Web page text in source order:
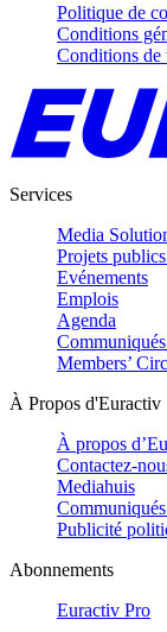
Politique de
Conditions
Conditions de
Services
Media
Projets
Evénements
Emplois
Agenda
Members’
À Propos d'Euractiv
À propos
Contactez-
Mediahuis
Publicité
Abonnements
Euractiv Pro